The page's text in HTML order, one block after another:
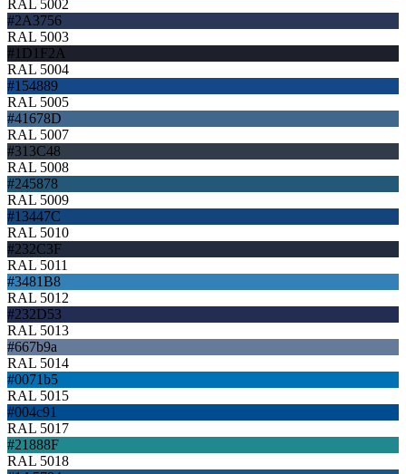
RAL 5002
#2A3756
RAL 5003
#1D1F2A
RAL 5004
#154889
RAL 5005
#41678D
RAL 5007
#313C48
RAL 5008
#245878
RAL 5009
#13447C
RAL 5010
#232C3F
RAL 5011
#3481B8
RAL 5012
#232D53
RAL 5013
#667b9a
RAL 5014
#0071b5
RAL 5015
#004c91
RAL 5017
#21888F
RAL 5018